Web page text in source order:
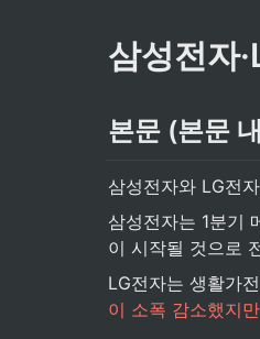
삼성전자
본문 (본문
삼성전자와 LG전
삼성전자는 1분기
이 시작될 것으로
LG전자는 생활가
이 소폭 감소했지